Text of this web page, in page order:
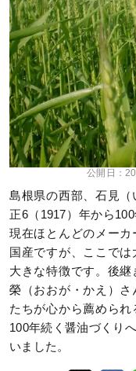
公開日：
島根県の西部、石見
正6（1917）年から
現在ほとんどのメー
国産ですが、ここで
大きな特徴です。後
榮（おおが・かえ）
たちが心から薦められ
100年続く醤油づくり
いました。